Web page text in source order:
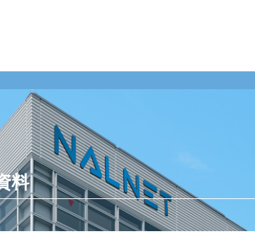
料
託
整備工場のお客様
整備業務提携
momoCan
モビノワ
経営理念
企業概要